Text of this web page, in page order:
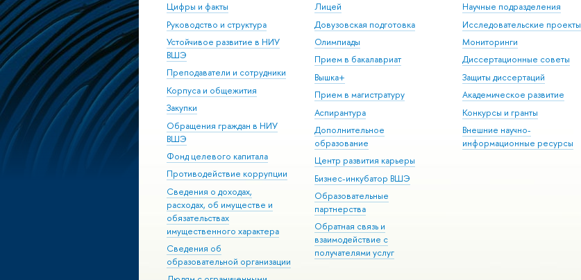
Цифры и факты
Руководство и структура
Устойчивое развитие в НИУ
ВШЭ
Преподаватели и сотрудники
Корпуса и общежития
Закупки
Обращения граждан в НИУ
ВШЭ
Фонд целевого капитала
Противодействие коррупции
Сведения о доходах,
расходах, об имуществе и
обязательствах
имущественного характера
Сведения об
образовательной организации
Лицей
Довузовская подготовка
Олимпиады
Прием в бакалавриат
Вышка+
Прием в магистратуру
Аспирантура
Дополнительное
образование
Центр развития карьеры
Бизнес-инкубатор ВШЭ
Образовательные
партнерства
Обратная связь и
взаимодействие с
получателями услуг
Научные подразделения
Исследовательские проекты
Мониторинги
Диссертационные советы
Защиты диссертаций
Академическое развитие
Конкурсы и гранты
Внешние научно-
информационные ресурсы